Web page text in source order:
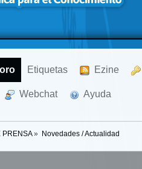
Etiquetas Ezine
Webchat Ayuda
PRENSA» Novedades / Actualidad